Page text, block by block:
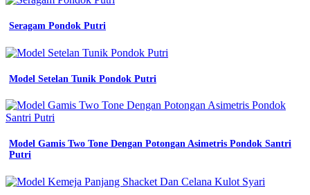
Pdl
konveksi
baju
jual
kemeja
kantor
seragam
Seragam
almet
Seragam Pondok Putri
Model Setelan Tunik Pondok Putri
Model Gamis Two Tone Dengan Potongan Asimetris Pondok Santri
Putri